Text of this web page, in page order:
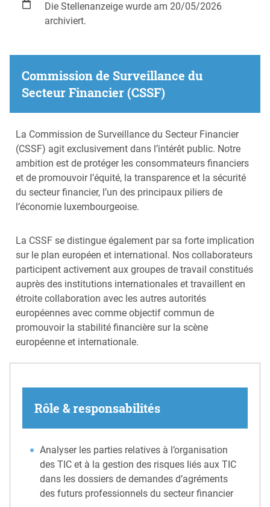
Die Stellenanzeige wurde am 20/05/2026
archiviert.
Commission de Surveillance du
Secteur Financier (CSSF)
La Commission de Surveillance du Secteur Financier
(CSSF) agit exclusivement dans l’intérêt public. Notre
ambition est de protéger les consommateurs financiers
et de promouvoir l’équité, la transparence et la sécurité
du secteur financier, l’un des principaux piliers de
l’économie luxembourgeoise.
La CSSF se distingue également par sa forte implication
sur le plan européen et international. Nos collaborateurs
participent activement aux groupes de travail constitués
auprès des institutions internationales et travaillent en
étroite collaboration avec les autres autorités
européennes avec comme objectif commun de
promouvoir la stabilité financière sur la scène
européenne et internationale.
Rôle & responsabilités
Analyser les parties relatives à l’organisation
des TIC et à la gestion des risques liés aux TIC
dans les dossiers de demandes d’agréments
des futurs professionnels du secteur financier